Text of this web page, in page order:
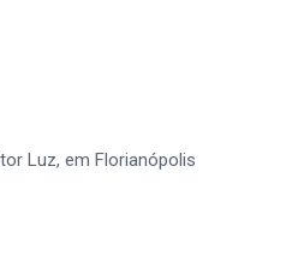
Luz, em Florianópolis